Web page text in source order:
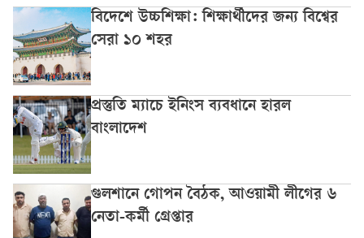
বিদেশে উচ্চশিক্ষা: শিক্ষার্থীদের জন্য বিশ্বের
সেরা ১০ শহর
প্রস্তুতি ম্যাচে ইনিংস ব্যবধানে হারল
বাংলাদেশ
গুলশানে গোপন বৈঠক, আওয়ামী লীগের ৬
নেতা-কর্মী গ্রেপ্তার